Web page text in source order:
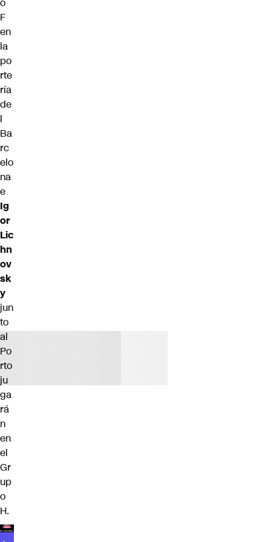
F
en
la
po
rte
ría
de
l
Ba
rc
elo
na
e
Ig
or
Lic
hn
ov
sk
y
jun
to
al
Po
rto
ju
ga
rá
n
en
el
Gr
up
o
H.